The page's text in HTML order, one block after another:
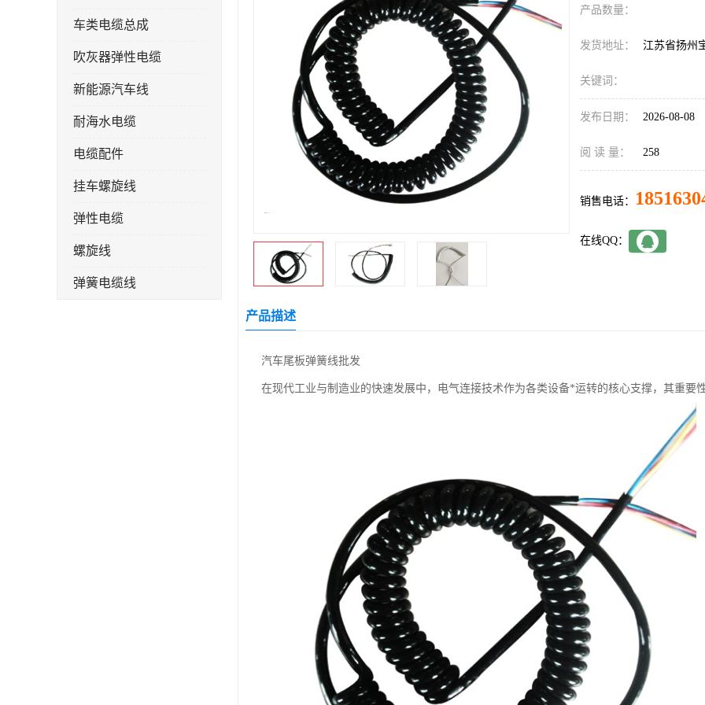
车类电缆总成
吹灰器弹性电缆
新能源汽车线
耐海水电缆
电缆配件
挂车螺旋线
弹性电缆
螺旋线
弹簧电缆线
产品数量：
发货地址： 江苏省扬州
关键词：
发布日期： 2026-08-08
阅 读 量： 258
销售电话：
在线QQ：
产品描述
汽车尾板弹簧线批发
在现代工业与制造业的快速发展中，电气连接技术作为各类设备*运转的核心支撑，其重要性